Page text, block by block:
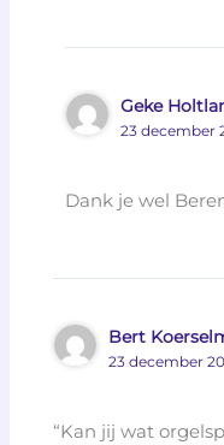
Geke
23 december
Dank je wel
Bert
23 december
“Kan jij wat